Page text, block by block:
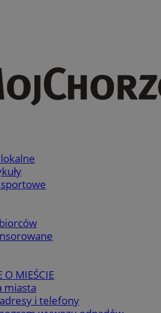
O MIEŚCIE
miasta
i telefony